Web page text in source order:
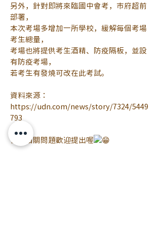
另外，針對即將來臨國中會考，市府超前
部署，
本次考場多增加一所學校，緩解每個考場
考生總量，
考場也將提供考生酒精、防疫隔板，並設
有防疫考場，
若考生有發燒可改在此考試。
資料來源：
https://udn.com/news/story/7324/5449
793
任何相關問題歡迎提出喔